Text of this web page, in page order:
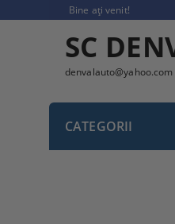
Bine ați venit!
SC
denvalauto@yahoo.com
CATEGORII